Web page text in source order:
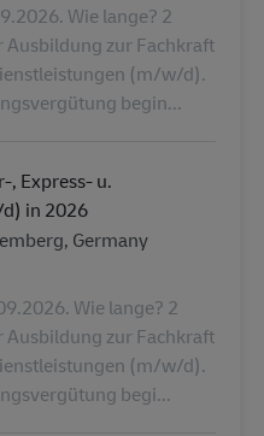
Wie lange? 2
Ausbildung zur Fachkraft
(m/w/d).
begin...
, Express- u.
in 2026
Germany
Wie lange? 2
Ausbildung zur Fachkraft
(m/w/d).
begi...